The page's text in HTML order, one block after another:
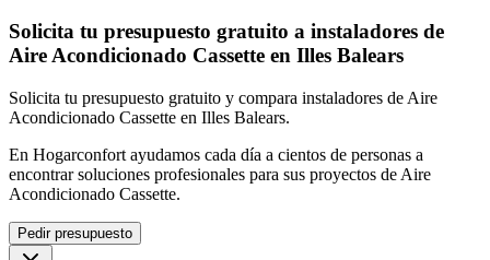
Solicita tu presupuesto gratuito a instaladores de
Aire Acondicionado Cassette en Illes Balears
Solicita tu presupuesto gratuito y compara instaladores de Aire
Acondicionado Cassette en Illes Balears.
En Hogarconfort ayudamos cada día a cientos de personas a
encontrar soluciones profesionales para sus proyectos de Aire
Acondicionado Cassette.
Pedir presupuesto